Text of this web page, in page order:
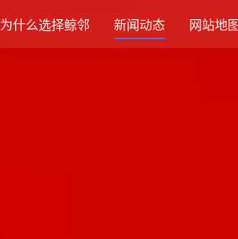
为什么选择鲸邻 新闻动态 网站地图